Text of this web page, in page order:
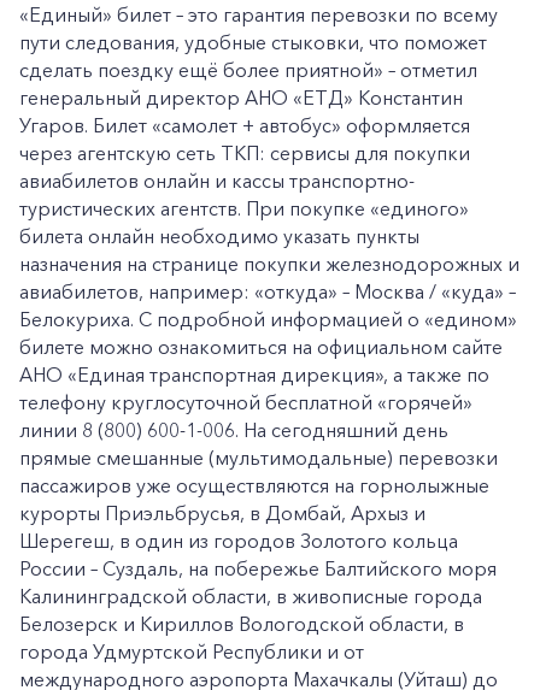
«Единый» билет – это гарантия перевозки по всему
пути следования, удобные стыковки, что поможет
сделать поездку ещё более приятной» – отметил
генеральный директор АНО «ЕТД» Константин
Угаров. Билет «самолет + автобус» оформляется
через агентскую сеть ТКП: сервисы для покупки
авиабилетов онлайн и кассы транспортно-
туристических агентств. При покупке «единого»
билета онлайн необходимо указать пункты
назначения на странице покупки железнодорожных и
авиабилетов, например: «откуда» – Москва / «куда» –
Белокуриха. C подробной информацией о «едином»
билете можно ознакомиться на официальном сайте
АНО «Единая транспортная дирекция», а также по
телефону круглосуточной бесплатной «горячей»
линии 8 (800) 600-1-006. На сегодняшний день
прямые смешанные (мультимодальные) перевозки
пассажиров уже осуществляются на горнолыжные
курорты Приэльбрусья, в Домбай, Архыз и
Шерегеш, в один из городов Золотого кольца
России – Суздаль, на побережье Балтийского моря
Калининградской области, в живописные города
Белозерск и Кириллов Вологодской области, в
города Удмуртской Республики и от
международного аэропорта Махачкалы (Уйташ) до